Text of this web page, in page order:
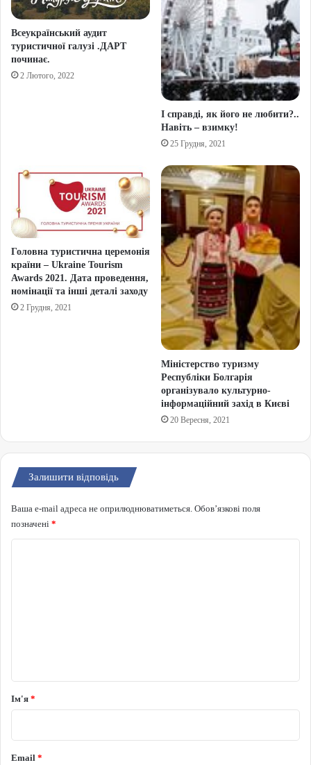
Всеукраїнський аудит
туристичної галузі .ДАРТ
починає.
2 Лютого, 2022
І справді, як його не любити?..
Навіть – взимку!
25 Грудня, 2021
Головна туристична церемонія
країни – Ukraine Tourism
Awards 2021. Дата проведення,
номінації та інші деталі заходу
2 Грудня, 2021
Міністерство туризму
Республіки Болгарія
організувало культурно-
інформаційний захід в Києві
20 Вересня, 2021
Залишити відповідь
Ваша e-mail адреса не оприлюднюватиметься. Обов’язкові поля
позначені *
Ім'я *
Email *